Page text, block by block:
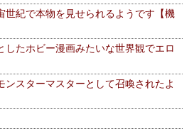
世紀で本物を見せられるようです【機
したホビー漫画みたいな世界観でエロ
ンスターマスターとして召喚されたよ